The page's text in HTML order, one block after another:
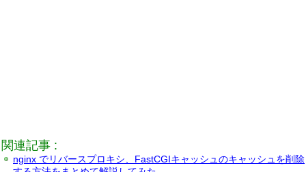
関連記事 :
nginx でリバースプロキシ、FastCGIキャッシュのキャッシュを削除